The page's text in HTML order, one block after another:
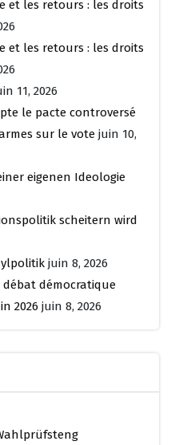
et les retours : les droits
et les retours : les droits
11, 2026
le pacte controversé
sur le vote juin 10,
eigenen Ideologie
scheitern wird
juin 8, 2026
débat démocratique
2026 juin 8, 2026